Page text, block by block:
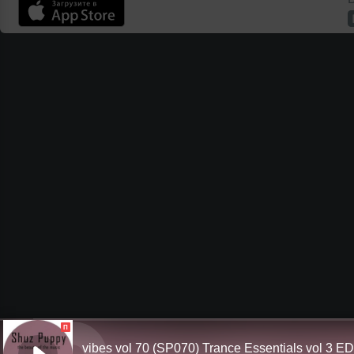
П
vibes vol 70 (SP070) Trance Essentials vol 3